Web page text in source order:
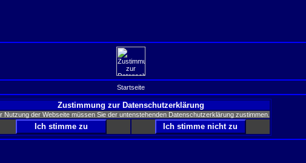
Startseite
Zustimmung zur Datenschutzerklärung
Nutzung der Webseite müssen Sie der untenstehenden Datenschutzerklärung zustimmen.